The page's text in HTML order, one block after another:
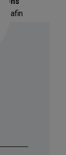
afin
»
d’énergie
(et
les